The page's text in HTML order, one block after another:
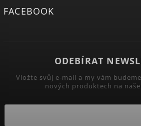
FACEBOOK
ODEBÍRAT
Vložte svůj e-mail a my vám
nových produktech na